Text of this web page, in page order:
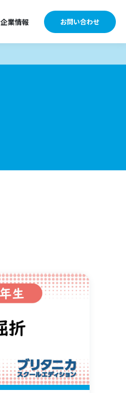
企業情報 お問い合わせ